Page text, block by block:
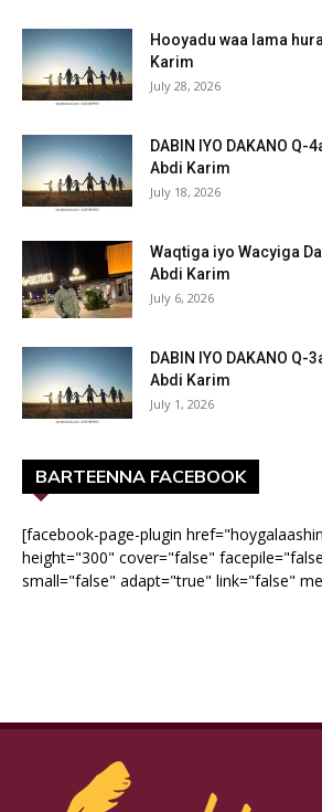
Hooyadu waa lama
Karim
July 28, 2026
DABIN IYO DAKANO Q-
Abdi Karim
July 18, 2026
Waqtiga iyo Wacyiga
Abdi Karim
July 6, 2026
DABIN IYO DAKANO Q-
Abdi Karim
July 1, 2026
BARTEENNA FACEBOOK
[facebook-page-plugin
height="300" cover="false"
small="false" adapt="true" link="false"